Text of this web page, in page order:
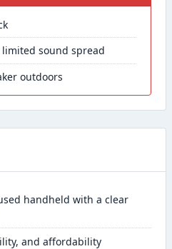
sound spread
outdoors
handheld with a clear
and affordability